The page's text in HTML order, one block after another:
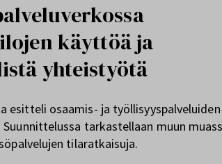
käyttöä ja
yhteistyötä
esitteli osaamis- ja työllisyyspalveluiden
Suunnittelussa tarkastellaan muun
tilaratkaisuja.